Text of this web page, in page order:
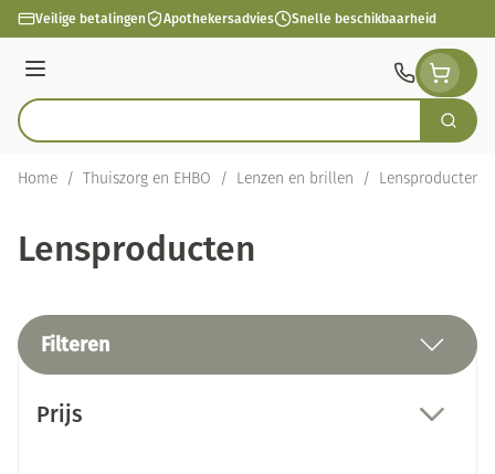
Ga naar de inhoud
Veilige betalingen Apothekersadvies Snelle beschikbaarheid
Menu
Product, merk, categorie... Zoek
Home / Thuiszorg en EHBO / Lenzen en brillen / Lensproducten
Lensproducten
Filteren
Prijs